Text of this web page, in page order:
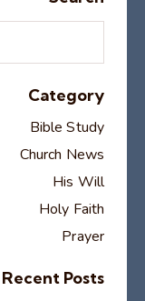
Category
Bible Study
Church News
His Will
Holy Faith
Prayer
Recent Posts